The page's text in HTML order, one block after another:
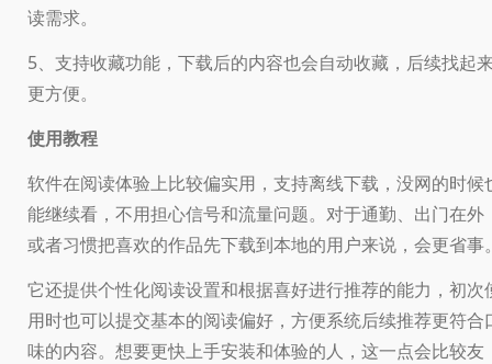
读需求。
5、支持收藏功能，下载后的内容也会自动收藏，后续找起
更方便。
使用教程
软件在阅读体验上比较偏实用，支持离线下载，没网的时候
能继续看，不用担心信号和流量问题。对于通勤、出门在外
或者习惯把喜欢的作品先下载到本地的用户来说，会更省事
它还提供个性化阅读设置和根据喜好进行推荐的能力，初次
用时也可以提交基本的阅读偏好，方便系统后续推荐更符合
味的内容。想要更快上手安装和体验的人，这一点会比较友